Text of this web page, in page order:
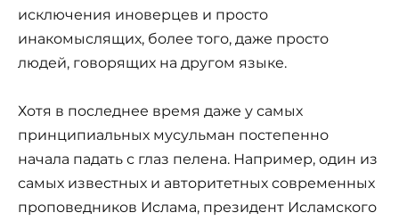
исключения иноверцев и просто
инакомыслящих, более того, даже просто
людей, говорящих на другом языке.
Хотя в последнее время даже у самых
принципиальных мусульман постепенно
начала падать с глаз пелена. Например, один из
самых известных и авторитетных современных
проповедников Ислама, президент Исламского